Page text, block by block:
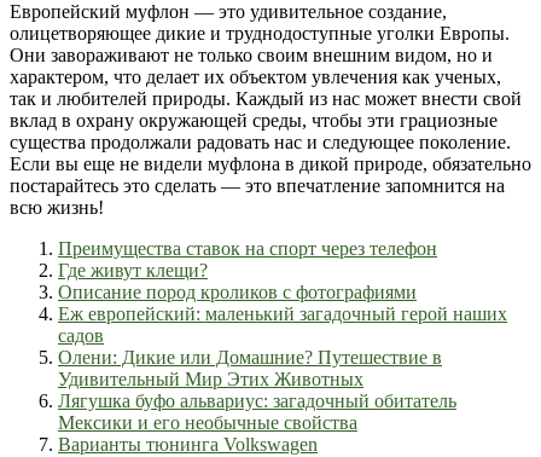
Европейский муфлон — это удивительное создание,
олицетворяющее дикие и труднодоступные уголки Европы.
Они завораживают не только своим внешним видом, но и
характером, что делает их объектом увлечения как ученых,
так и любителей природы. Каждый из нас может внести свой
вклад в охрану окружающей среды, чтобы эти грациозные
существа продолжали радовать нас и следующее поколение.
Если вы еще не видели муфлона в дикой природе, обязательно
постарайтесь это сделать — это впечатление запомнится на
всю жизнь!
Преимущества ставок на спорт через телефон
Где живут клещи?
Описание пород кроликов с фотографиями
Еж европейский: маленький загадочный герой наших
садов
Олени: Дикие или Домашние? Путешествие в
Удивительный Мир Этих Животных
Лягушка буфо альвариус: загадочный обитатель
Мексики и его необычные свойства
Варианты тюнинга Volkswagen